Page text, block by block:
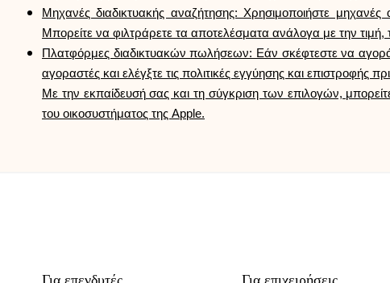
Μηχανές διαδικτυακής αναζήτησης: Χρησιμοποιήστε
Μπορείτε να φιλτράρετε τα αποτελέσματα ανάλογα με την τιμή,
Πλατφόρμες διαδικτυακών πωλήσεων: Εάν σκέφτεστε να
αγοραστές και ελέγξτε τις πολιτικές εγγύησης και επιστροφής
Με την εκπαίδευσή σας και τη σύγκριση των επιλογών,
του οικοσυστήματος της Apple.